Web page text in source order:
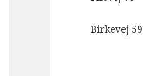
Birkevej 59